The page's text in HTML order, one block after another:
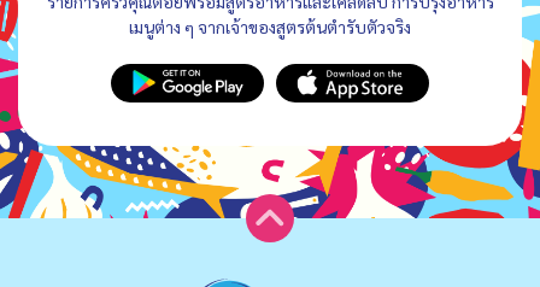
เมนูต่าง ๆ จากเจ้าของสูตรต้นตำรับตัวจริง